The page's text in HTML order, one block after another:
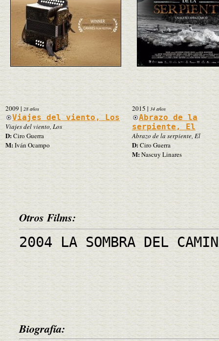
2009 | 28 años
Viajes del viento, Los
Viajes del viento, Los
D:Ciro Guerra
M:Iván Ocampo
2015 | 34 años
Abrazo de la
serpiente, El
Abrazo de la serpiente, El
D: Ciro Guerra
M:Nascuy Linares
Otros Films:
2004 LA SOMBRA DEL
Biografía: